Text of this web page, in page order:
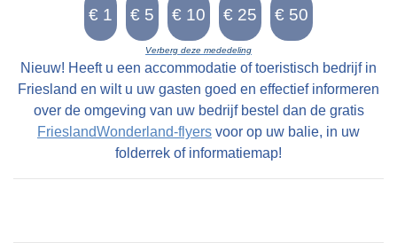
schaken.
Verberg deze mededeling
Nieuw! Heeft u een accommodatie of toeristisch bedrijf in
Friesland en wilt u uw gasten goed en effectief informeren
over de omgeving van uw bedrijf bestel dan de gratis
FrieslandWonderland-flyers voor op uw balie, in uw
folderrek of informatiemap!